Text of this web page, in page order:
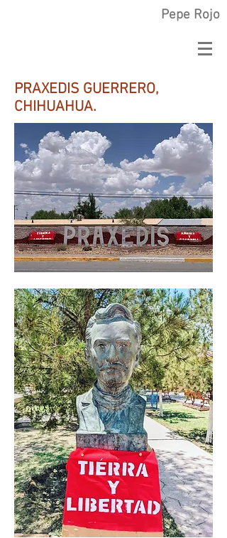
Pepe Rojo
PRAXEDIS GUERRERO,
CHIHUAHUA.